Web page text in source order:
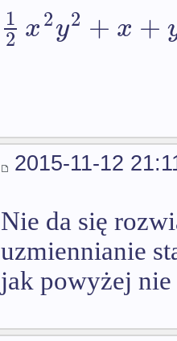
1
2 x2y2 + x +
2015-11-12
Nie da się
uzmiennianie
jak powyżej nie